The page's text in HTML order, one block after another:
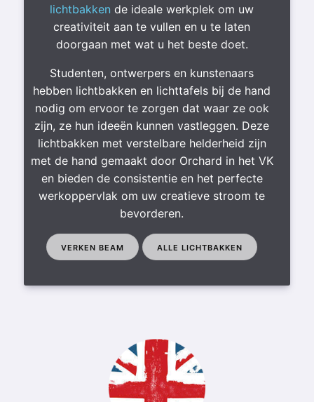
lichtbakken de ideale werkplek om uw
creativiteit aan te vullen en u te laten
doorgaan met wat u het beste doet.
Studenten, ontwerpers en kunstenaars
hebben lichtbakken en lichttafels bij de hand
nodig om ervoor te zorgen dat waar ze ook
zijn, ze hun ideeën kunnen vastleggen. Deze
lichtbakken met verstelbare helderheid zijn
met de hand gemaakt door Orchard in het VK
en bieden de consistentie en het perfecte
werkoppervlak om uw creatieve stroom te
bevorderen.
VERKEN BEAM ALLE LICHTBAKKEN